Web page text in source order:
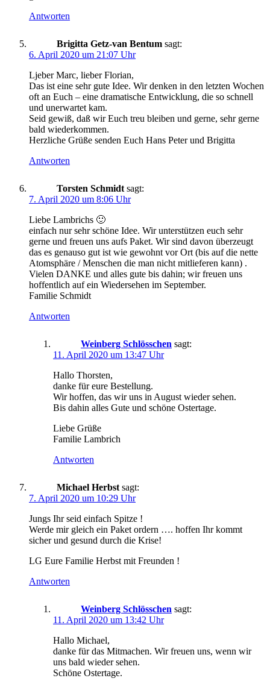
Antworten
Brigitta Getz-van Bentum sagt:
6. April 2020 um 21:07 Uhr
Ljeber Marc, lieber Florian,
Das ist eine sehr gute Idee. Wir denken in den letzten Wochen
oft an Euch – eine dramatische Entwicklung, die so schnell
und unerwartet kam.
Seid gewiß, daß wir Euch treu bleiben und gerne, sehr gerne
bald wiederkommen.
Herzliche Grüße senden Euch Hans Peter und Brigitta
Antworten
Torsten Schmidt sagt:
7. April 2020 um 8:06 Uhr
Liebe Lambrichs 🙂
einfach nur sehr schöne Idee. Wir unterstützen euch sehr
gerne und freuen uns aufs Paket. Wir sind davon überzeugt
das es genauso gut ist wie gewohnt vor Ort (bis auf die nette
Atomsphäre / Menschen die man nicht mitlieferen kann) .
Vielen DANKE und alles gute bis dahin; wir freuen uns
hoffentlich auf ein Wiedersehen im September.
Familie Schmidt
Antworten
Weinberg Schlösschen sagt:
11. April 2020 um 13:47 Uhr
Hallo Thorsten,
danke für eure Bestellung.
Wir hoffen, das wir uns in August wieder sehen.
Bis dahin alles Gute und schöne Ostertage.
Liebe Grüße
Familie Lambrich
Antworten
Michael Herbst sagt:
7. April 2020 um 10:29 Uhr
Jungs Ihr seid einfach Spitze !
Werde mir gleich ein Paket ordern …. hoffen Ihr kommt
sicher und gesund durch die Krise!
LG Eure Familie Herbst mit Freunden !
Antworten
Weinberg Schlösschen sagt:
11. April 2020 um 13:42 Uhr
Hallo Michael,
danke für das Mitmachen. Wir freuen uns, wenn wir
uns bald wieder sehen.
Schöne Ostertage.